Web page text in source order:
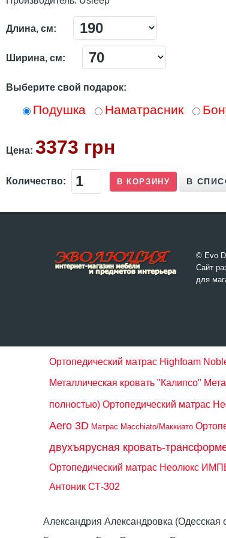
Длина, см:
Ширина, см:
Выберите свой подарок:
Подушка Наматрасник
Цена: 3373 грн
Количество:
© Evo
Сайт
для
Ортопедический матрас Highfoam
Металлическая кровать "Калипсо"
полностью) Ортопедический матрас
Aero 3D Матрас Macchiato/Маккиато
двухъярусная кровать-
Ортопедический матрас Неолюкс
Антоник СТ-302
Александрия Александровка